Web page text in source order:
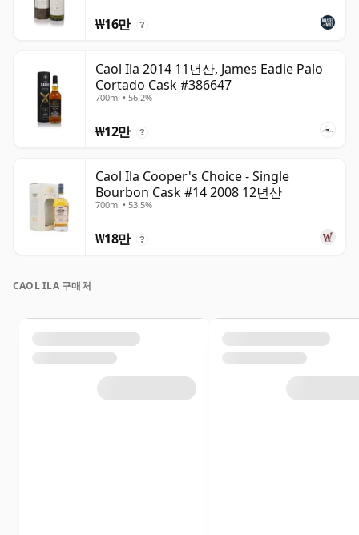
₩16만 ?
Caol Ila 2014 11년산, James Eadie Palo
Cortado Cask #386647
700ml • 56.2%
₩12만 ?
Caol Ila Cooper's Choice - Single
Bourbon Cask #14 2008 12년산
700ml • 53.5%
₩18만 ?
CAOL ILA 구매처